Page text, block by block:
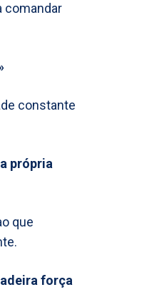
comandar
constante
própria
que
força